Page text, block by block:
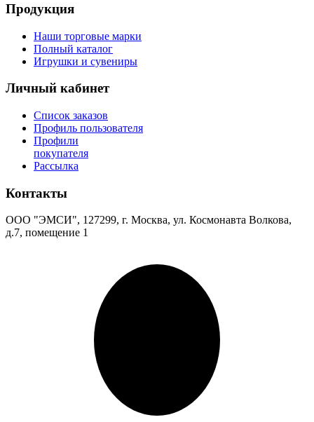
Продукция
Наши торговые марки
Полный каталог
Игрушки и сувениры
Личный кабинет
Список заказов
Профиль пользователя
Профили
покупателя
Рассылка
Контакты
ООО "ЭМСИ", 127299, г. Москва, ул. Космонавта Волкова,
д.7, помещение 1